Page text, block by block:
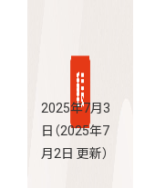
2025年7月3
日 （2025年7
月2日 更新）